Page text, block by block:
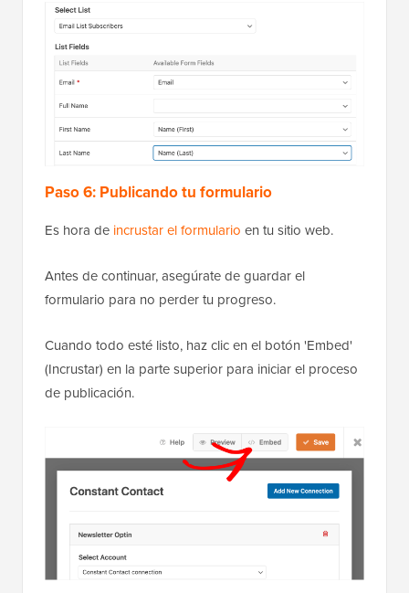
Paso 6: Publicando tu formulario
Es hora de incrustar el formulario en tu sitio web.
Antes de continuar, asegúrate de guardar el
formulario para no perder tu progreso.
Cuando todo esté listo, haz clic en el botón 'Embed'
(Incrustar) en la parte superior para iniciar el proceso
de publicación.